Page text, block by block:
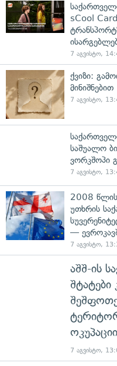
sCool
7 აგვისტო,
ქვიზი:
მინიშნებით
7 აგვისტო,
საშუალო
ვორკშოპი
7 აგვისტო,
2008 წლის
უთხრის
—
7 აგვისტო,
აშშ-ის
7 აგვისტო,